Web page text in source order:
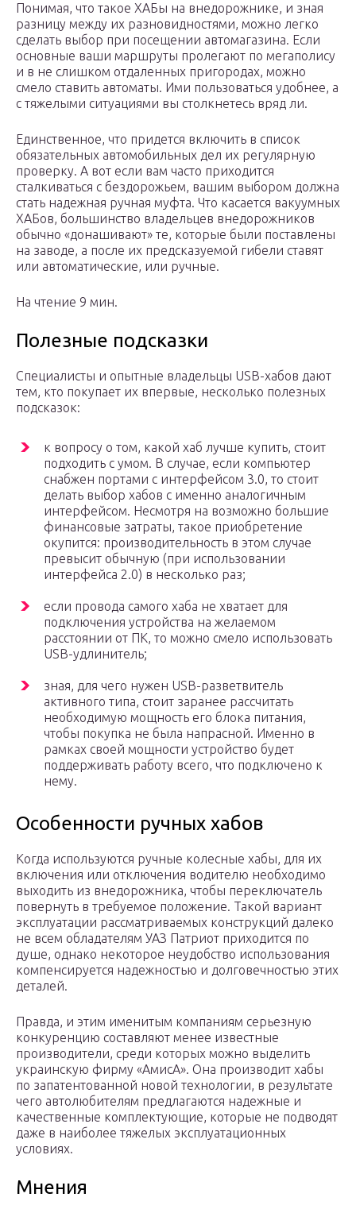
Понимая, что такое ХАБы на внедорожнике, и зная
разницу между их разновидностями, можно легко
сделать выбор при посещении автомагазина. Если
основные ваши маршруты пролегают по мегаполису
и в не слишком отдаленных пригородах, можно
смело ставить автоматы. Ими пользоваться удобнее, а
с тяжелыми ситуациями вы столкнетесь вряд ли.
Единственное, что придется включить в список
обязательных автомобильных дел их регулярную
проверку. А вот если вам часто приходится
сталкиваться с бездорожьем, вашим выбором должна
стать надежная ручная муфта. Что касается вакуумных
ХАБов, большинство владельцев внедорожников
обычно «донашивают» те, которые были поставлены
на заводе, а после их предсказуемой гибели ставят
или автоматические, или ручные.
На чтение 9 мин.
Полезные подсказки
Специалисты и опытные владельцы USB-хабов дают
тем, кто покупает их впервые, несколько полезных
подсказок:
к вопросу о том, какой хаб лучше купить, стоит
подходить с умом. В случае, если компьютер
снабжен портами с интерфейсом 3.0, то стоит
делать выбор хабов с именно аналогичным
интерфейсом. Несмотря на возможно большие
финансовые затраты, такое приобретение
окупится: производительность в этом случае
превысит обычную (при использовании
интерфейса 2.0) в несколько раз;
если провода самого хаба не хватает для
подключения устройства на желаемом
расстоянии от ПК, то можно смело использовать
USB-удлинитель;
зная, для чего нужен USB-разветвитель
активного типа, стоит заранее рассчитать
необходимую мощность его блока питания,
чтобы покупка не была напрасной. Именно в
рамках своей мощности устройство будет
поддерживать работу всего, что подключено к
нему.
Особенности ручных хабов
Когда используются ручные колесные хабы, для их
включения или отключения водителю необходимо
выходить из внедорожника, чтобы переключатель
повернуть в требуемое положение. Такой вариант
эксплуатации рассматриваемых конструкций далеко
не всем обладателям УАЗ Патриот приходится по
душе, однако некоторое неудобство использования
компенсируется надежностью и долговечностью этих
деталей.
Правда, и этим именитым компаниям серьезную
конкуренцию составляют менее известные
производители, среди которых можно выделить
украинскую фирму «АмисА». Она производит хабы
по запатентованной новой технологии, в результате
чего автолюбителям предлагаются надежные и
качественные комплектующие, которые не подводят
даже в наиболее тяжелых эксплуатационных
условиях.
Мнения